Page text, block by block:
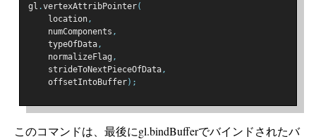
gl .vertexAttribPointer(
    location
,
    numComponents
,
    typeOfData
,
    normalizeFlag
,
    strideToNextPieceOfData
,
    offsetIntoBuffer
);
このコマンドは、最後にgl.bindBufferでバインドされたバ